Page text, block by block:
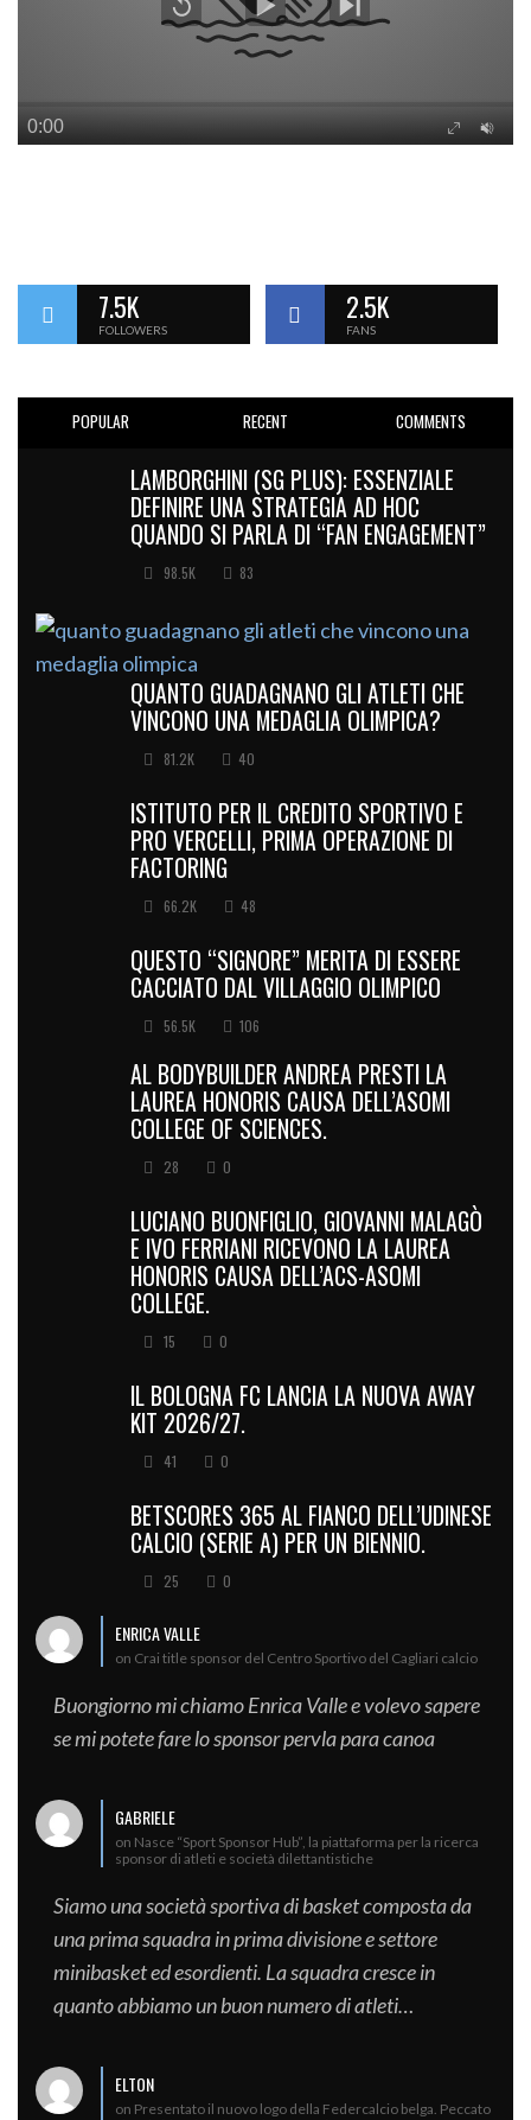
7.5K
FOLLOWERS
2.5K
FANS
POPULAR RECENT COMMENTS
LAMBORGHINI (SG PLUS): ESSENZIALE
DEFINIRE UNA STRATEGIA AD HOC
QUANDO SI PARLA DI “FAN ENGAGEMENT”
98.5K 83
QUANTO GUADAGNANO GLI ATLETI CHE
VINCONO UNA MEDAGLIA OLIMPICA?
81.2K 40
ISTITUTO PER IL CREDITO SPORTIVO E
PRO VERCELLI, PRIMA OPERAZIONE DI
FACTORING
66.2K 48
QUESTO “SIGNORE” MERITA DI ESSERE
CACCIATO DAL VILLAGGIO OLIMPICO
56.5K 106
AL BODYBUILDER ANDREA PRESTI LA
LAUREA HONORIS CAUSA DELL’ASOMI
COLLEGE OF SCIENCES.
28 0
LUCIANO BUONFIGLIO, GIOVANNI MALAGÒ
E IVO FERRIANI RICEVONO LA LAUREA
HONORIS CAUSA DELL’ACS-ASOMI
COLLEGE.
15 0
IL BOLOGNA FC LANCIA LA NUOVA AWAY
KIT 2026/27.
41 0
BETSCORES 365 AL FIANCO DELL’UDINESE
CALCIO (SERIE A) PER UN BIENNIO.
25 0
ENRICA VALLE
on Crai title sponsor del Centro Sportivo del Cagliari calcio
Buongiorno mi chiamo Enrica Valle e volevo sapere
se mi potete fare lo sponsor pervla para canoa
GABRIELE
on Nasce “Sport Sponsor Hub”, la piattaforma per la ricerca
sponsor di atleti e società dilettantistiche
Siamo una società sportiva di basket composta da
una prima squadra in prima divisione e settore
minibasket ed esordienti. La squadra cresce in
quanto abbiamo un buon numero di atleti…
ELTON
on Presentato il nuovo logo della Federcalcio belga. Peccato